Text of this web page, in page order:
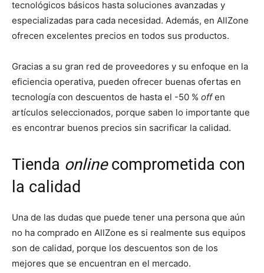
tecnológicos básicos hasta soluciones avanzadas y
especializadas para cada necesidad. Además, en AllZone
ofrecen excelentes precios en todos sus productos.
Gracias a su gran red de proveedores y su enfoque en la
eficiencia operativa, pueden ofrecer buenas ofertas en
tecnología con descuentos de hasta el -50 % offen
artículos seleccionados, porque saben lo importante que
es encontrar buenos precios sin sacrificar la calidad.
Tienda onlinecomprometida con
la calidad
Una de las dudas que puede tener una persona que aún
no ha comprado en AllZone es si realmente sus equipos
son de calidad, porque los descuentos son de los
mejores que se encuentran en el mercado.